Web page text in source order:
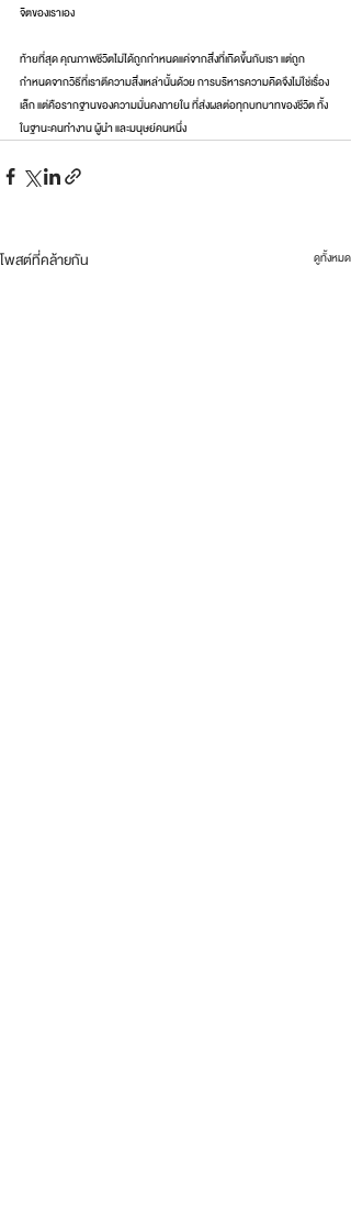
จิตของเราเอง
ท้ายที่สุด คุณภาพชีวิตไม่ได้ถูกกำหนดแค่จากสิ่งที่เกิดขึ้นกับเรา แต่ถูก
กำหนดจากวิธีที่เราตีความสิ่งเหล่านั้นด้วย การบริหารความคิดจึงไม่ใช่เรื่อง
เล็ก แต่คือรากฐานของความมั่นคงภายใน ที่ส่งผลต่อทุกบทบาทของชีวิต ทั้ง
ในฐานะคนทำงาน ผู้นำ และมนุษย์คนหนึ่ง
โพสต์ที่คล้ายกัน ดูทั้งหมด